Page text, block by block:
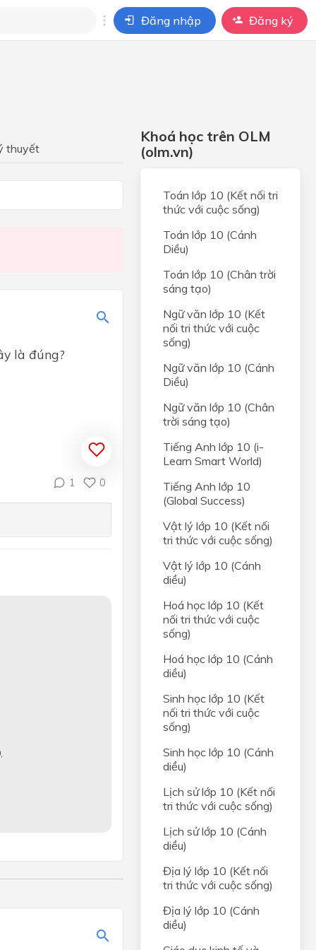
Đăng nhập Đăng ký
đồ
thuyết
là đúng?
1 0
Khoá học trên OLM
(olm.vn)
Toán lớp 10 (Kết nối tri
thức với cuộc sống)
Toán lớp 10 (Cánh
Diều)
Toán lớp 10 (Chân trời
sáng tạo)
Ngữ văn lớp 10 (Kết
nối tri thức với cuộc
sống)
Ngữ văn lớp 10 (Cánh
Diều)
Ngữ văn lớp 10 (Chân
trời sáng tạo)
Tiếng Anh lớp 10 (i-
Learn Smart World)
Tiếng Anh lớp 10
(Global Success)
Vật lý lớp 10 (Kết nối
tri thức với cuộc sống)
Vật lý lớp 10 (Cánh
diều)
Hoá học lớp 10 (Kết
nối tri thức với cuộc
sống)
Hoá học lớp 10 (Cánh
diều)
Sinh học lớp 10 (Kết
nối tri thức với cuộc
sống)
Sinh học lớp 10 (Cánh
diều)
Lịch sử lớp 10 (Kết nối
tri thức với cuộc sống)
Lịch sử lớp 10 (Cánh
diều)
Địa lý lớp 10 (Kết nối
tri thức với cuộc sống)
Địa lý lớp 10 (Cánh
diều)